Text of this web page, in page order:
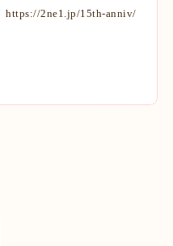
https://2ne1.jp/15th-anniv/